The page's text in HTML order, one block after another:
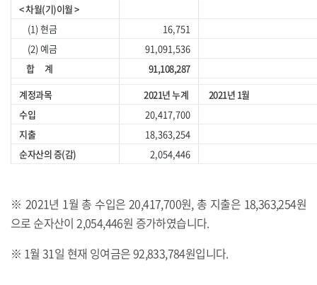
< 차월(기)이월 >
(1) 현금
16,751
(2) 예금
91,091,536
합 계
91,108,287
계정과목
2021년 누계
2021년 1월
수입
20,417,700
지출
18,363,254
순자산의 증(감)
2,054,446
※ 2021년 1월 총 수입은 20,417,700원, 총 지출은 18,363,254원
으로 순자산이 2,054,446원 증가하였습니다.
※ 1월 31일 현재 잉여금은 92,833,784원입니다.